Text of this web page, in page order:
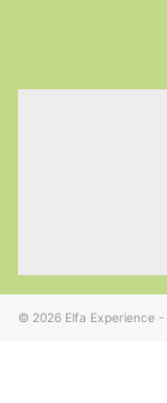
© 2026 Elfa Experience